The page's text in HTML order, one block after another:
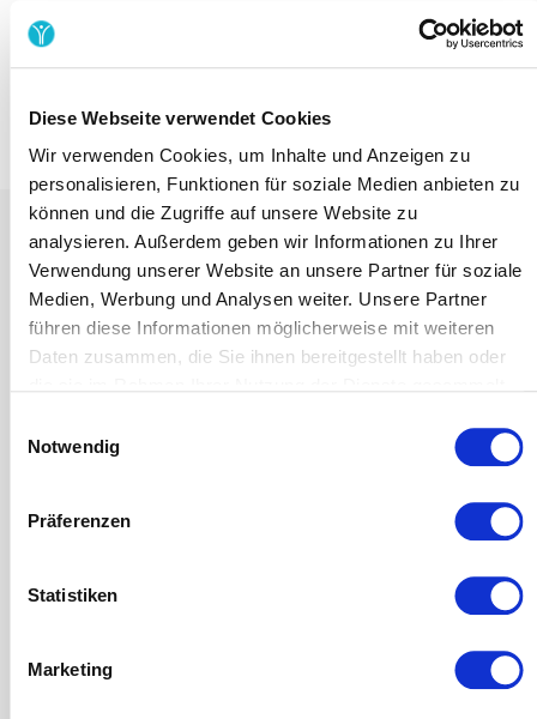
Diese Webseite verwendet Cookies
Wir verwenden Cookies, um Inhalte und Anzeigen zu
personalisieren, Funktionen für soziale Medien anbieten zu
können und die Zugriffe auf unsere Website zu
analysieren. Außerdem geben wir Informationen zu Ihrer
Verwendung unserer Website an unsere Partner für soziale
Medien, Werbung und Analysen weiter. Unsere Partner
führen diese Informationen möglicherweise mit weiteren
Daten zusammen, die Sie ihnen bereitgestellt haben oder
Notwendig
Präferenzen
Statistiken
Marketing
Du hast noch Fragen?
Feedback